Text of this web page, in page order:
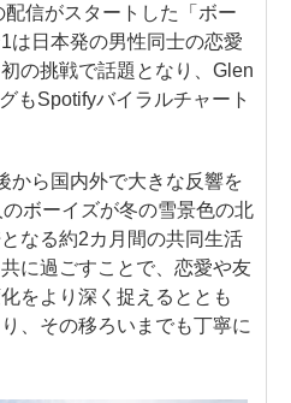
信がスタートした「ボー
は日本発の男性同士の恋愛
の挑戦で話題となり、Glen
もSpotifyバイラルチャート
から国内外で大きな反響を
ボーイズが冬の雪景色の北
なる約2カ月間の共同生活
に過ごすことで、恋愛や友
をより深く捉えるととも
、その移ろいまでも丁寧に